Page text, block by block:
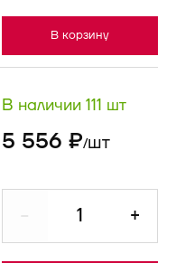
В корзину
В наличии 111 шт
5 556 ₽/шт
+